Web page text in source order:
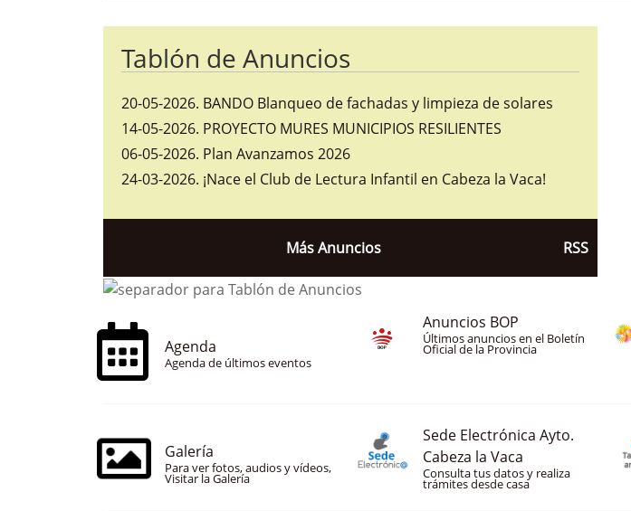
Tablón de Anuncios
20-05-2026. BANDO Blanqueo de fachadas y limpieza de solares
14-05-2026. PROYECTO MURES MUNICIPIOS RESILIENTES
06-05-2026. Plan Avanzamos 2026
24-03-2026. ¡Nace el Club de Lectura Infantil en Cabeza la Vaca!
Más Anuncios RSS
Agenda
Agenda de últimos eventos
Anuncios BOP
Últimos anuncios en el Boletín
Oficial de la Provincia
Galería
Para ver fotos, audios y vídeos,
Visitar la Galería
Sede Electrónica Ayto.
Cabeza la Vaca
Consulta tus datos y realiza
trámites desde casa